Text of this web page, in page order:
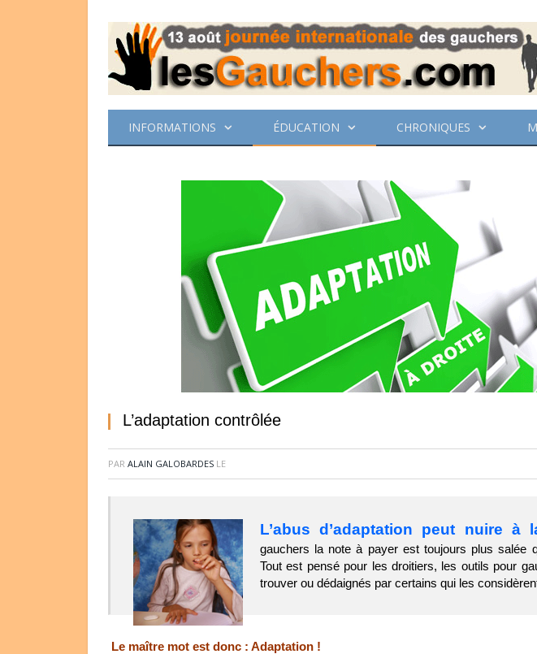
INFORMATIONS ÉDUCATION CHRONIQUES
L’adaptation contrôlée
PAR ALAIN GALOBARDES LE
L’abus d’adaptation peut nuire à
gauchers la note à payer est toujours plus salée
Tout est pensé pour les droitiers, les outils pour
trouver ou dédaignés par certains qui les
Le maître mot est donc : Adaptation !